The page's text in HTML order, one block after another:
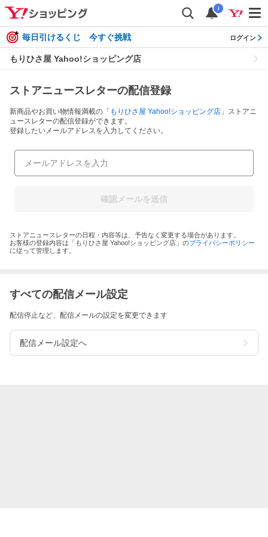
i
毎日引けるくじ 今すぐ挑戦 ログイン
もりひさ屋 Yahoo!ショッピング店
ストアニュースレターの配信登録
新商品やお買い物情報満載の「 もりひさ屋 Yahoo!ショッピング店 」ストアニ
ュースレターの配信登録ができます。
登録したいメールアドレスを入力してください。
確認メールを送信
ストアニュースレターの日程・内容等は、予告なく変更する場合があります。
お客様の登録内容は「 もりひさ屋 Yahoo!ショッピング店 」のプライバシーポリシー
に従って管理します。
すべての配信メール設定
配信停止など、配信メールの設定を変更できます
配信メール設定へ